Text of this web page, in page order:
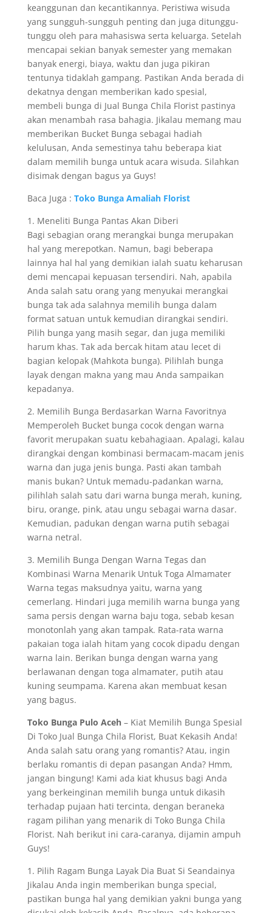
keanggunan dan kecantikannya. Peristiwa wisuda
yang sungguh-sungguh penting dan juga ditunggu-
tunggu oleh para mahasiswa serta keluarga. Setelah
mencapai sekian banyak semester yang memakan
banyak energi, biaya, waktu dan juga pikiran
tentunya tidaklah gampang. Pastikan Anda berada di
dekatnya dengan memberikan kado spesial,
membeli bunga di Jual Bunga Chila Florist pastinya
akan menambah rasa bahagia. Jikalau memang mau
memberikan Bucket Bunga sebagai hadiah
kelulusan, Anda semestinya tahu beberapa kiat
dalam memilih bunga untuk acara wisuda. Silahkan
disimak dengan bagus ya Guys!
Baca Juga : Toko Bunga Amaliah Florist
1. Meneliti Bunga Pantas Akan Diberi
Bagi sebagian orang merangkai bunga merupakan
hal yang merepotkan. Namun, bagi beberapa
lainnya hal hal yang demikian ialah suatu keharusan
demi mencapai kepuasan tersendiri. Nah, apabila
Anda salah satu orang yang menyukai merangkai
bunga tak ada salahnya memilih bunga dalam
format satuan untuk kemudian dirangkai sendiri.
Pilih bunga yang masih segar, dan juga memiliki
harum khas. Tak ada bercak hitam atau lecet di
bagian kelopak (Mahkota bunga). Pilihlah bunga
layak dengan makna yang mau Anda sampaikan
kepadanya.
2. Memilih Bunga Berdasarkan Warna Favoritnya
Memperoleh Bucket bunga cocok dengan warna
favorit merupakan suatu kebahagiaan. Apalagi, kalau
dirangkai dengan kombinasi bermacam-macam jenis
warna dan juga jenis bunga. Pasti akan tambah
manis bukan? Untuk memadu-padankan warna,
pilihlah salah satu dari warna bunga merah, kuning,
biru, orange, pink, atau ungu sebagai warna dasar.
Kemudian, padukan dengan warna putih sebagai
warna netral.
3. Memilih Bunga Dengan Warna Tegas dan
Kombinasi Warna Menarik Untuk Toga Almamater
Warna tegas maksudnya yaitu, warna yang
cemerlang. Hindari juga memilih warna bunga yang
sama persis dengan warna baju toga, sebab kesan
monotonlah yang akan tampak. Rata-rata warna
pakaian toga ialah hitam yang cocok dipadu dengan
warna lain. Berikan bunga dengan warna yang
berlawanan dengan toga almamater, putih atau
kuning seumpama. Karena akan membuat kesan
yang bagus.
Toko Bunga Pulo Aceh– Kiat Memilih Bunga Spesial
Di Toko Jual Bunga Chila Florist, Buat Kekasih Anda!
Anda salah satu orang yang romantis? Atau, ingin
berlaku romantis di depan pasangan Anda? Hmm,
jangan bingung! Kami ada kiat khusus bagi Anda
yang berkeinginan memilih bunga untuk dikasih
terhadap pujaan hati tercinta, dengan beraneka
ragam pilihan yang menarik di Toko Bunga Chila
Florist. Nah berikut ini cara-caranya, dijamin ampuh
Guys!
1. Pilih Ragam Bunga Layak Dia Buat Si Seandainya
Jikalau Anda ingin memberikan bunga special,
pastikan bunga hal yang demikian yakni bunga yang